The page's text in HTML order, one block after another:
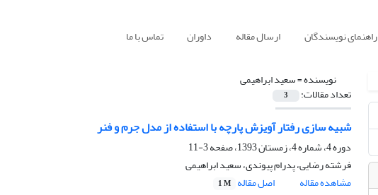
راهنمای نویسندگان ارسال مقاله داوران تماس با ما
نویسنده =سعید ابراهیمی
تعداد مقالات: 3
شبیه سازی رفتار آویزش پارچه با استفاده از مدل جرم و فنر
دوره 4، شماره 4، زمستان 1393، صفحه
3-11
فرشته رضایی، پدرام پیوندی، سعید ابراهیمی
مشاهده مقاله
اصل مقاله 1 M